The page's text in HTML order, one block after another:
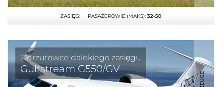
ZASIĘG: | PASAŻEROWIE (MAKS): 32-50
Odrzutowce dalekiego zasięgu
Gulfstream G550/GV